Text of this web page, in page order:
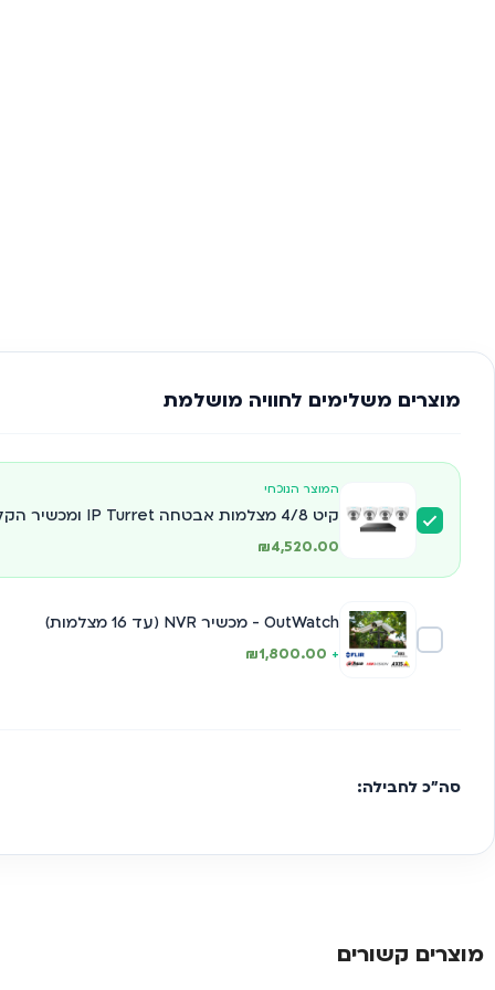
מוצרים משלימים לחוויה מושלמת
המוצר הנוכחי
קיט 4/8 מצלמות אבטחה IP Turret ומכשיר הקלטה SG-Vision
₪4,520.00
OutWatch - מכשיר NVR (עד 16 מצלמות)
+
₪1,800.00
סה"כ לחבילה:
מוצרים קשורים